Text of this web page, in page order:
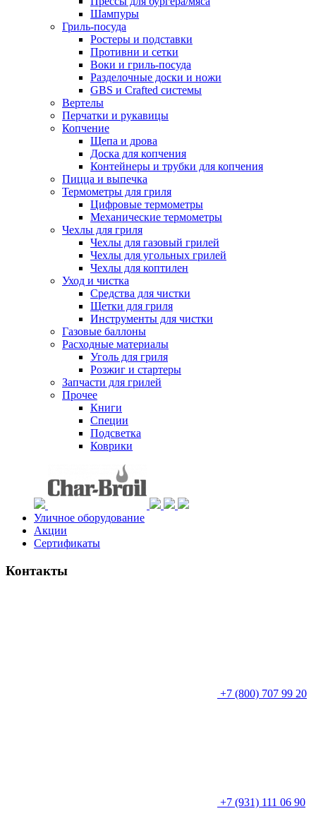
Шампуры
Гриль-посуда
Ростеры и подставки
Противни и сетки
Воки и гриль-посуда
Разделочные доски и ножи
GBS и Crafted системы
Вертелы
Перчатки и рукавицы
Копчение
Щепа и дрова
Доска для копчения
Контейнеры и трубки для копчения
Пицца и выпечка
Термометры для гриля
Цифровые термометры
Механические термометры
Чехлы для гриля
Чехлы для газовый грилей
Чехлы для угольных грилей
Чехлы для коптилен
Уход и чистка
Средства для чистки
Щетки для гриля
Инструменты для чистки
Газовые баллоны
Расходные материалы
Уголь для гриля
Розжиг и стартеры
Запчасти для грилей
Прочее
Книги
Специи
Подсветка
Коврики
Уличное оборудование
Акции
Сертификаты
Контакты
+7 (800) 707 99 20
+7 (931) 111 06 90